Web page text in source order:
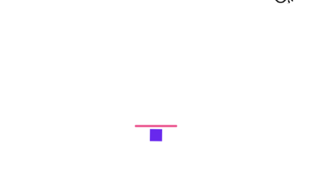
Next Article